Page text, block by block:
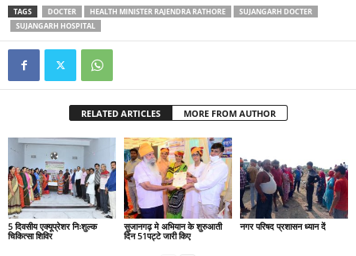
TAGS DOCTER HEALTH MINISTER RAJENDRA RATHORE
SUJANGARH DOCTER
SUJANGARH HOSPITAL
RELATED ARTICLES MORE FROM AUTHOR
5 दिवसीय एक्यूप्रेशर निःशुल्क
चिकित्सा शिविर
सुजानगढ़ मे अभियान के शुरुआती
दिन 51पट्टे जारी किए
नगर परिषद प्रशासन ध्यान दें